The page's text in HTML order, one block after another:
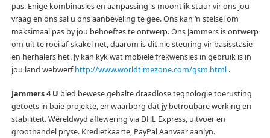
pas. Enige kombinasies en aanpassing is moontlik stuur vir ons jou
vraag en ons sal u ons aanbeveling te gee.Ons kan ‘n stelsel om
maksimaal pas by jou behoeftes te ontwerp.Ons Jammers is ontwerp
om uit te roei af-skakel net, daarom is dit nie steuring vir basisstasie
en herhalers het. Jy kan kyk wat mobiele frekwensies in gebruik is in
jou land webwerfhttp://www.worldtimezone.com/gsm.html.
Jammers 4 U bied bewese gehalte draadlose tegnologie toerusting
getoets in baie projekte, en waarborg dat jy betroubare werking en
stabiliteit.Wêreldwyd aflewering via DHL Express, uitvoer en
groothandel pryse. Kredietkaarte, PayPal Aanvaar aanlyn.